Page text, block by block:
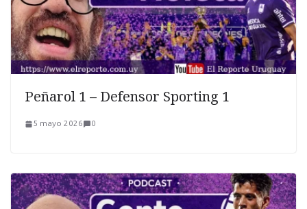
Peñarol 1 – Defensor Sporting 1
5 mayo 2026 0